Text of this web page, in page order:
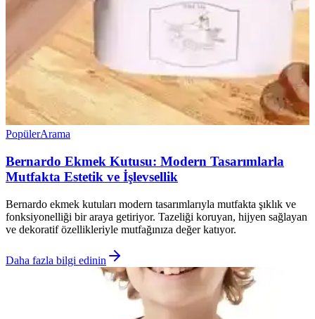
PopülerArama
Bernardo Ekmek Kutusu: Modern Tasarımlarla
Mutfakta Estetik ve İşlevsellik
Bernardo ekmek kutuları modern tasarımlarıyla mutfakta şıklık ve
fonksiyonelliği bir araya getiriyor. Tazeliği koruyan, hijyen sağlayan
ve dekoratif özellikleriyle mutfağınıza değer katıyor.
Daha fazla bilgi edinin